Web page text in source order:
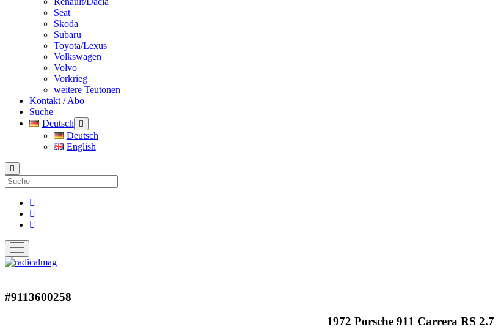
Seat
Skoda
Subaru
Toyota/Lexus
Volkswagen
Volvo
Vorkrieg
weitere Teutonen
Kontakt / Abo
Suche
Deutsch
Menü
öffnen
Deutsch
English
Suche
Menü
öffnen
radicalmag
#9113600258
1972 Porsche 911 Carrera RS 2.7